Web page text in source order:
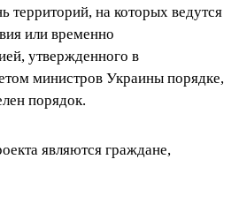
территорий, на которых ведутся
или временно
утвержденного в
министров Украины порядке,
порядок.
являются граждане,